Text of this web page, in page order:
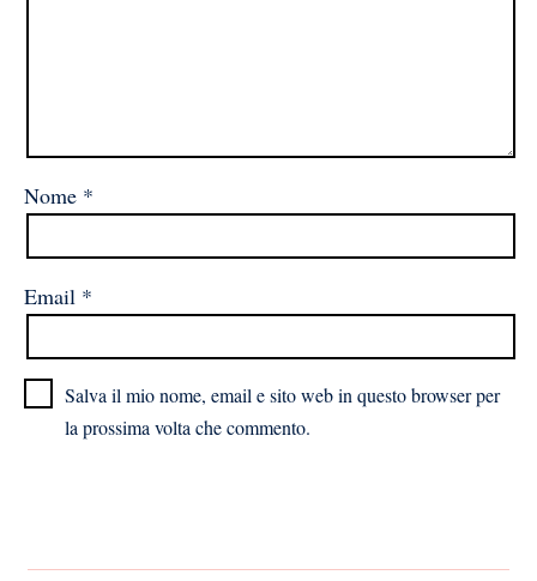
Nome *
Email *
Salva il mio nome, email e sito web in questo browser per
la prossima volta che commento.